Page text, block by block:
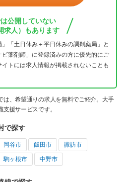
公開していない
求人）もあります
」「土日休み＋平日休みの調剤薬局」と
薬剤師」に登録済みの方に優先的にご
トには求人情報が掲載されないことも
は、希望通りの求人を無料でご紹介。大手
援サービスです。
で探す
岡谷市 飯田市 諏訪市
駒ヶ根市 中野市